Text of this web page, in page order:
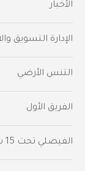
الأخبار
الإدارة التسويق
التنس الأرضي
الفريق الأول
الفيصلي‬⁩ تحت 15 سنة